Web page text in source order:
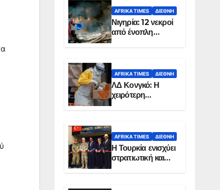
AFRIKA TIMES ΔΙΕΘΝΉ
Νιγηρία: 12 νεκροί
από ένοπλη
επίθεση σε χωριό
AFRIKA TIMES ΔΙΕΘΝΉ
ΛΔ Κονγκό: Η
χειρότερη
επιδημία Έμπολα
χώρας
AFRIKA TIMES ΔΙΕΘΝΉ
Η Τουρκία ενισχύει
στρατιωτική και
ενεργειακή
Σομαλία